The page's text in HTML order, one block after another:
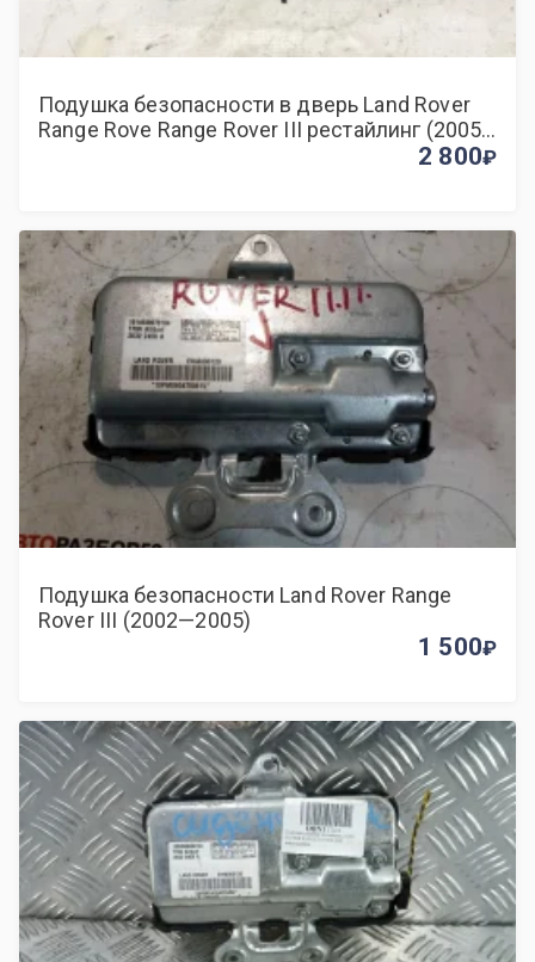
Подушка безопасности в дверь Land Rover
Range Rove Range Rover III рестайлинг (2005
2 800
Подушка безопасности Land Rover Range
Rover III (2002—2005)
1 500